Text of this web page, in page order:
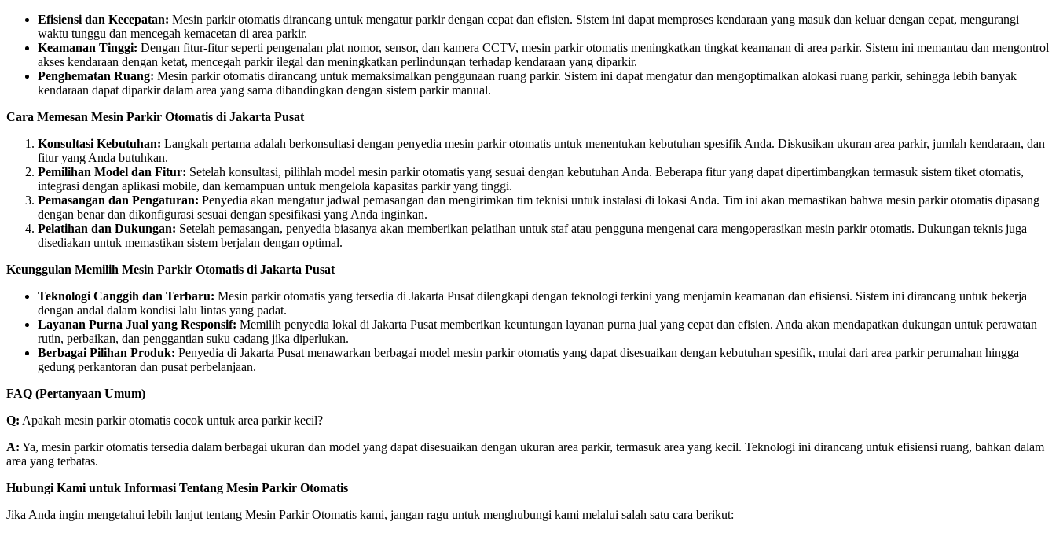
Efisiensi dan Kecepatan: Mesin parkir otomatis dirancang untuk mengatur parkir dengan cepat dan efisien. Sistem ini dapat memproses kendaraan yang masuk dan keluar dengan cepat, mengurangi
waktu tunggu dan mencegah kemacetan di area parkir.
Keamanan Tinggi: Dengan fitur-fitur seperti pengenalan plat nomor, sensor, dan kamera CCTV, mesin parkir otomatis meningkatkan tingkat keamanan di area parkir. Sistem ini memantau dan mengontrol
akses kendaraan dengan ketat, mencegah parkir ilegal dan meningkatkan perlindungan terhadap kendaraan yang diparkir.
Penghematan Ruang: Mesin parkir otomatis dirancang untuk memaksimalkan penggunaan ruang parkir. Sistem ini dapat mengatur dan mengoptimalkan alokasi ruang parkir, sehingga lebih banyak
kendaraan dapat diparkir dalam area yang sama dibandingkan dengan sistem parkir manual.
Cara Memesan Mesin Parkir Otomatis di Jakarta Pusat
Konsultasi Kebutuhan: Langkah pertama adalah berkonsultasi dengan penyedia mesin parkir otomatis untuk menentukan kebutuhan spesifik Anda. Diskusikan ukuran area parkir, jumlah kendaraan, dan
fitur yang Anda butuhkan.
Pemilihan Model dan Fitur: Setelah konsultasi, pilihlah model mesin parkir otomatis yang sesuai dengan kebutuhan Anda. Beberapa fitur yang dapat dipertimbangkan termasuk sistem tiket otomatis,
integrasi dengan aplikasi mobile, dan kemampuan untuk mengelola kapasitas parkir yang tinggi.
Pemasangan dan Pengaturan: Penyedia akan mengatur jadwal pemasangan dan mengirimkan tim teknisi untuk instalasi di lokasi Anda. Tim ini akan memastikan bahwa mesin parkir otomatis dipasang
dengan benar dan dikonfigurasi sesuai dengan spesifikasi yang Anda inginkan.
Pelatihan dan Dukungan: Setelah pemasangan, penyedia biasanya akan memberikan pelatihan untuk staf atau pengguna mengenai cara mengoperasikan mesin parkir otomatis. Dukungan teknis juga
disediakan untuk memastikan sistem berjalan dengan optimal.
Keunggulan Memilih Mesin Parkir Otomatis di Jakarta Pusat
Teknologi Canggih dan Terbaru: Mesin parkir otomatis yang tersedia di Jakarta Pusat dilengkapi dengan teknologi terkini yang menjamin keamanan dan efisiensi. Sistem ini dirancang untuk bekerja
dengan andal dalam kondisi lalu lintas yang padat.
Layanan Purna Jual yang Responsif: Memilih penyedia lokal di Jakarta Pusat memberikan keuntungan layanan purna jual yang cepat dan efisien. Anda akan mendapatkan dukungan untuk perawatan
rutin, perbaikan, dan penggantian suku cadang jika diperlukan.
Berbagai Pilihan Produk: Penyedia di Jakarta Pusat menawarkan berbagai model mesin parkir otomatis yang dapat disesuaikan dengan kebutuhan spesifik, mulai dari area parkir perumahan hingga
gedung perkantoran dan pusat perbelanjaan.
FAQ (Pertanyaan Umum)
Q: Apakah mesin parkir otomatis cocok untuk area parkir kecil?
A: Ya, mesin parkir otomatis tersedia dalam berbagai ukuran dan model yang dapat disesuaikan dengan ukuran area parkir, termasuk area yang kecil. Teknologi ini dirancang untuk efisiensi ruang, bahkan dalam
area yang terbatas.
Hubungi Kami untuk Informasi Tentang Mesin Parkir Otomatis
Jika Anda ingin mengetahui lebih lanjut tentang Mesin Parkir Otomatis kami, jangan ragu untuk menghubungi kami melalui salah satu cara berikut: